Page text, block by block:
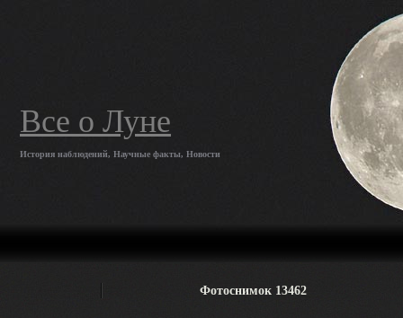
Все о Луне
История наблюдений, Научные факты, Новости
Фотоснимок 13462